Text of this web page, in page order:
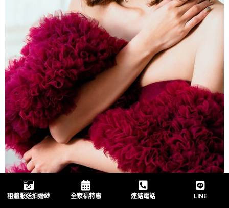
租體服送拍婚紗 全家福特惠 連絡電話 LINE